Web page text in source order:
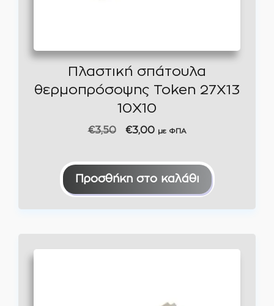
Πλαστική σπάτουλα
θερμοπρόσοψης Token 27X13
10Χ10
€3,50
Original
was:
€3,50.
€3,00Η
τιμή
είναι:
με ΦΠΑ
Προσθήκη στο καλάθι